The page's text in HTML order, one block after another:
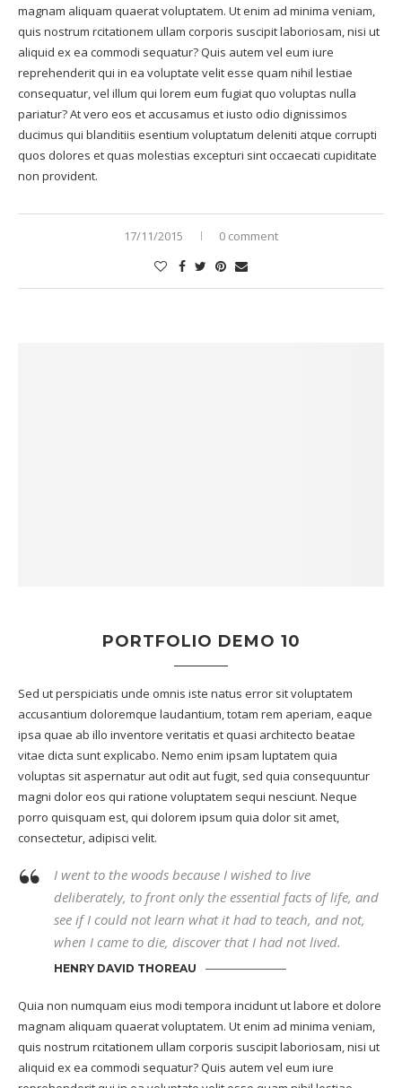
magnam aliquam quaerat voluptatem. Ut enim ad minima veniam,
quis nostrum rcitationem ullam corporis suscipit laboriosam, nisi ut
aliquid ex ea commodi sequatur? Quis autem vel eum iure
reprehenderit qui in ea voluptate velit esse quam nihil lestiae
consequatur, vel illum qui lorem eum fugiat quo voluptas nulla
pariatur? At vero eos et accusamus et iusto odio dignissimos
ducimus qui blanditiis esentium voluptatum deleniti atque corrupti
quos dolores et quas molestias excepturi sint occaecati cupiditate
non provident.
17/11/2015 0 comment
PORTFOLIO DEMO 10
Sed ut perspiciatis unde omnis iste natus error sit voluptatem
accusantium doloremque laudantium, totam rem aperiam, eaque
ipsa quae ab illo inventore veritatis et quasi architecto beatae
vitae dicta sunt explicabo. Nemo enim ipsam luptatem quia
voluptas sit aspernatur aut odit aut fugit, sed quia consequuntur
magni dolor eos qui ratione voluptatem sequi nesciunt. Neque
porro quisquam est, qui dolorem ipsum quia dolor sit amet,
consectetur, adipisci velit.
I went to the woods because I wished to live
deliberately, to front only the essential facts of life, and
see if I could not learn what it had to teach, and not,
when I came to die, discover that I had not lived.
HENRY DAVID THOREAU
Quia non numquam eius modi tempora incidunt ut labore et dolore
magnam aliquam quaerat voluptatem. Ut enim ad minima veniam,
quis nostrum rcitationem ullam corporis suscipit laboriosam, nisi ut
aliquid ex ea commodi sequatur? Quis autem vel eum iure